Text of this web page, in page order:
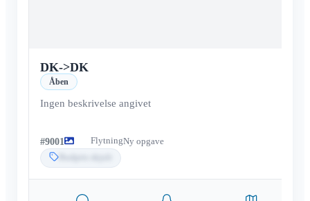
DK->DK
Åben
Ingen beskrivelse angivet
#9001 FlytningNy opgave